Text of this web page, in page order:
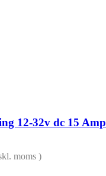
12-32v dc 15 Amp
moms )